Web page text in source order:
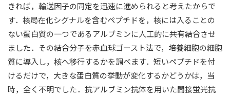
きれば，輸送因子の同定を迅速に進められると考えたからで
す．核局在化シグナルを含むペプチドを，核には入ることの
ない蛋白質の一つであるアルブミンに人工的に共有結合させ
ました．その結合分子を赤血球ゴースト法で，培養細胞の細胞
質に導入し，核へ移行するかを調べます．短いペプチドを付
けるだけで，大きな蛋白質の挙動が変化するかどうかは，当
時，全く不明でした．抗アルブミン抗体を用いた間接蛍光抗